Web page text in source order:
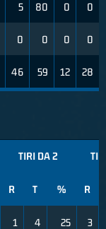
5 80 0 0
0 0 0 0
46 59 12 28
TIRI DA 2
R T % R
1 4 25 3